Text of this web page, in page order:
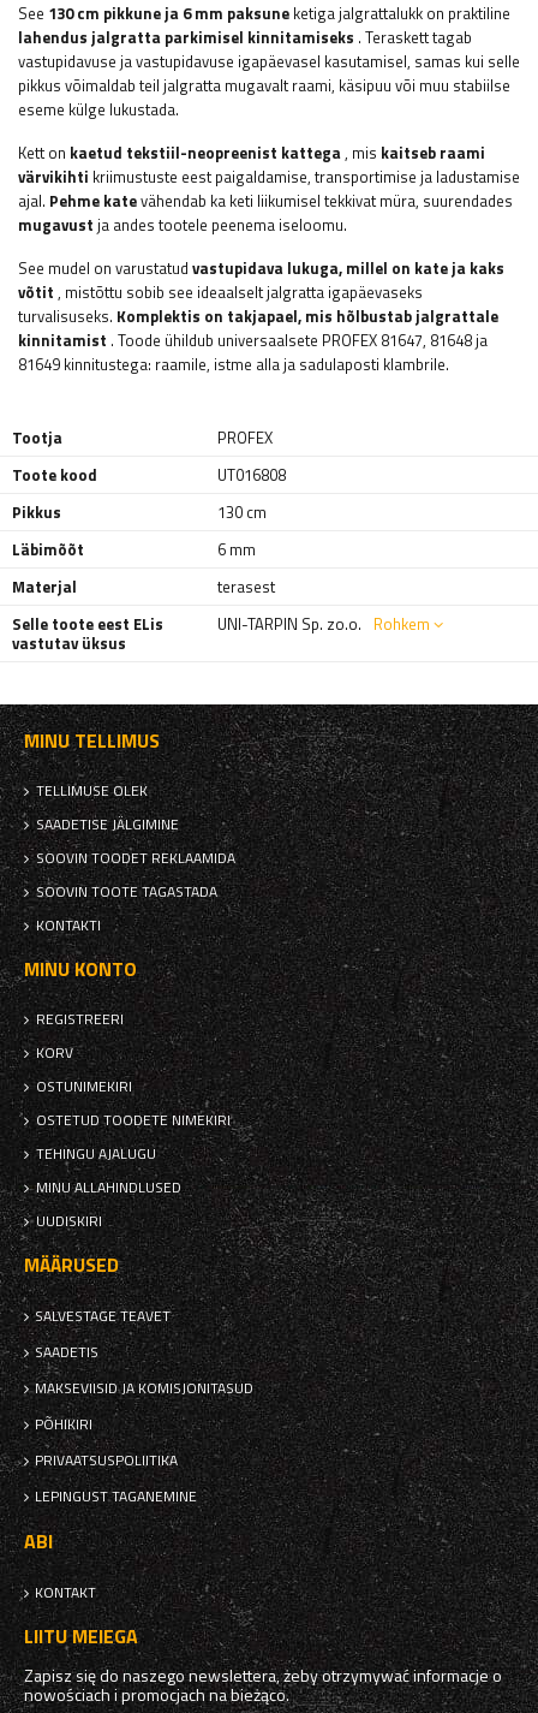
See 130 cm pikkune ja 6 mm paksune ketiga jalgrattalukk on praktiline
lahendus jalgratta parkimisel kinnitamiseks . Teraskett tagab
vastupidavuse ja vastupidavuse igapäevasel kasutamisel, samas kui selle
pikkus võimaldab teil jalgratta mugavalt raami, käsipuu või muu stabiilse
eseme külge lukustada.
Kett on kaetud tekstiil-neopreenist kattega, mis kaitseb raami
värvikihti kriimustuste eest paigaldamise, transportimise ja ladustamise
ajal. Pehme katevähendab ka keti liikumisel tekkivat müra, suurendades
mugavust ja andes tootele peenema iseloomu.
See mudel on varustatud vastupidava lukuga, millel on kateja kaks
võtit , mistõttu sobib see ideaalselt jalgratta igapäevaseks
turvalisuseks. Komplektis on takjapael, mis hõlbustab jalgrattale
kinnitamist . Toode ühildub universaalsete PROFEX 81647, 81648 ja
81649 kinnitustega: raamile, istme alla ja sadulaposti klambrile.
Tootja
PROFEX
Toote kood
UT016808
Pikkus
130 cm
Läbimõõt
6 mm
Materjal
terasest
Selle toote eest ELis
vastutav üksus
UNI-TARPIN Sp. zo.o. Rohkem
MINU TELLIMUS
TELLIMUSE OLEK
SAADETISE JÄLGIMINE
SOOVIN TOODET REKLAAMIDA
SOOVIN TOOTE TAGASTADA
KONTAKTI
MINU KONTO
REGISTREERI
KORV
OSTUNIMEKIRI
OSTETUD TOODETE NIMEKIRI
TEHINGU AJALUGU
MINU ALLAHINDLUSED
UUDISKIRI
MÄÄRUSED
SALVESTAGE TEAVET
SAADETIS
MAKSEVIISID JA KOMISJONITASUD
PÕHIKIRI
PRIVAATSUSPOLIITIKA
LEPINGUST TAGANEMINE
ABI
KONTAKT
LIITU MEIEGA
Zapisz się do naszego newslettera, żeby otrzymywać informacje o
nowościach i promocjach na bieżąco.